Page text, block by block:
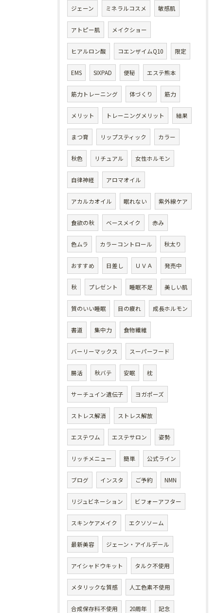
ジェーン ミネラルコスメ 敏感肌
アトピー肌 メイクショー
ヒアルロン酸 コエンザイムQ10 限定
EMS SIXPAD 便秘 エステ熊本
筋力トレーニング 体づくり 筋力
メリット トレーニングメリット 結果
まつ育 リップスティック カラー
秋色 リチュアル 女性ホルモン
自律神経 アロマオイル
アカルカオイル 眠れない 紫外線ケア
食欲の秋 ベースメイク 赤み
色ムラ カラーコントロール 秋太り
おすすめ 日差し ＵＶＡ 発売中
秋 プレゼント 睡眠不足 美しい肌
質のいい睡眠 目の疲れ 成長ホルモン
書道 集中力 食物繊維
バーリーマックス スーパーフード
腸活 秋バテ 安眠 枕
サーチュイン遺伝子 ヨガポーズ
ストレス解消 ストレス解放
エステワム エステサロン 姿勢
リッチメニュー 簡単 公式ライン
ブログ インスタ ご予約 NMN
リジュビネーション ビフォーアフター
スキンケアメイク エクソソーム
最新美容 ジェーン・アイルデール
アイシャドウキット タルク不使用
メタリックな質感 人工色素不使用
合成保存料不使用 20周年 記念